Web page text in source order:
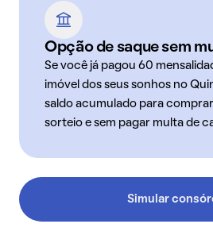
Opção de saque sem
Se você já pagou 60
imóvel dos seus sonhos no
saldo acumulado para
sorteio e sem pagar multa de
Simular